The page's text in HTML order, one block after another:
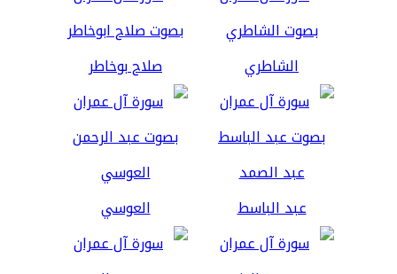
الشاطري صلاح بوخاطر
عبد الباسط العوسي